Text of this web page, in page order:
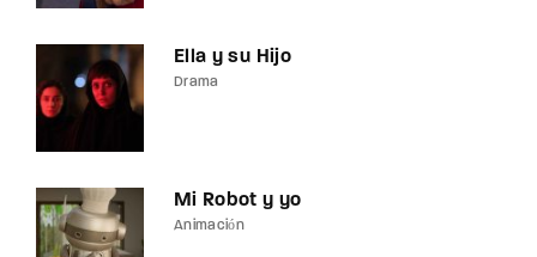
Ella y su Hijo
Drama
Mi Robot y yo
Animación